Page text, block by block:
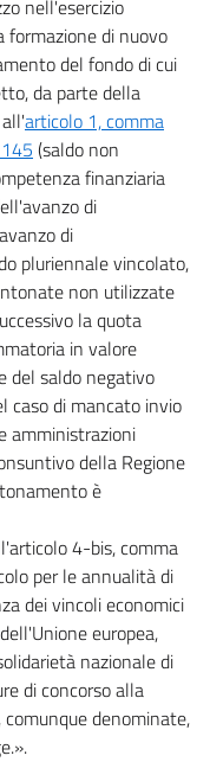
nell'esercizio
formazione di nuovo
del fondo di cui
da parte della
articolo 1, comma
(saldo non
finanziaria
di
di
pluriennale vincolato,
non utilizzate
la quota
in valore
del saldo negativo
caso di mancato invio
amministrazioni
della Regione
è
4-bis, comma
per le annualità di
dei vincoli economici
europea,
nazionale di
di concorso alla
denominate,